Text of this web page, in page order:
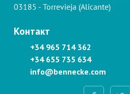
03185 - Torrevieja (Alicante)
Контакт
+34 965 714 362
+34 655 735 634
info@bennecke.com